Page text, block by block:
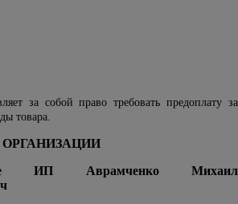
за собой право требовать предоплату за
товара.
ИП Аврамченко Михаил